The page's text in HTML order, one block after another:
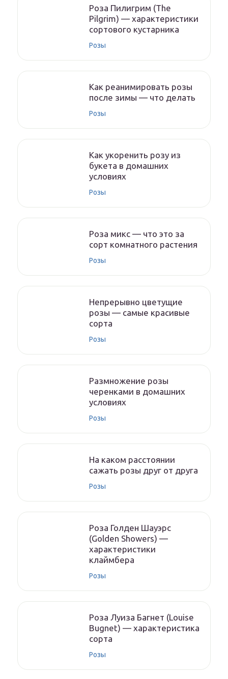
Роза Пилигрим (The
Pilgrim) — характеристики
сортового кустарника
Розы
Как реанимировать розы
после зимы — что делать
Розы
Как укоренить розу из
букета в домашних
условиях
Розы
Роза микс — что это за
сорт комнатного растения
Розы
Непрерывно цветущие
розы — самые красивые
сорта
Розы
Размножение розы
черенками в домашних
условиях
Розы
На каком расстоянии
сажать розы друг от друга
Розы
Роза Голден Шауэрс
(Golden Showers) —
характеристики
клаймбера
Розы
Роза Луиза Багнет (Louise
Bugnet) — характеристика
сорта
Розы